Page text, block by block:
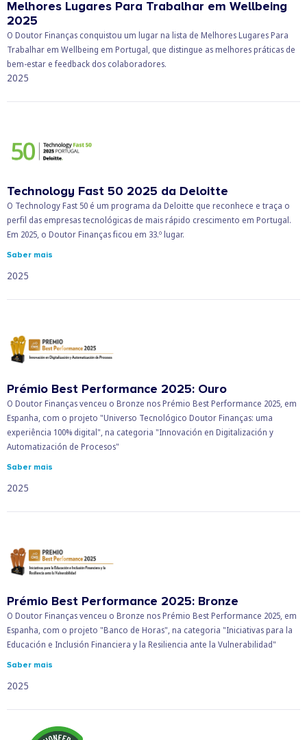
Melhores Lugares Para Trabalhar em Wellbeing
2025
O Doutor Finanças conquistou um lugar na lista de Melhores Lugares Para
Trabalhar em Wellbeing em Portugal, que distingue as melhores práticas de
bem-estar e feedback dos colaboradores.
2025
Technology Fast 50 2025 da Deloitte
O Technology Fast 50 é um programa da Deloitte que reconhece e traça o
perfil das empresas tecnológicas de mais rápido crescimento em Portugal.
Em 2025, o Doutor Finanças ficou em 33.º lugar.
Saber mais
2025
Prémio Best Performance 2025: Ouro
O Doutor Finanças venceu o Bronze nos Prémio Best Performance 2025, em
Espanha, com o projeto "Universo Tecnológico Doutor Finanças: uma
experiência 100% digital", na categoria "Innovación en Digitalización y
Automatización de Procesos"
Saber mais
2025
Prémio Best Performance 2025: Bronze
O Doutor Finanças venceu o Bronze nos Prémio Best Performance 2025, em
Espanha, com o projeto "Banco de Horas", na categoria "Iniciativas para la
Educación e Inclusión Financiera y la Resiliencia ante la Vulnerabilidad"
Saber mais
2025